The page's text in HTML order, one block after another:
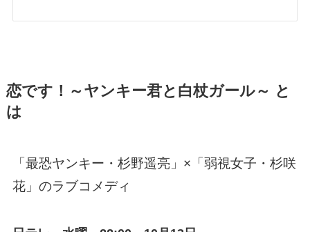
恋です！～ヤンキー君と白杖ガール～ と
は
「最恐ヤンキー・杉野遥亮」×「弱視女子・杉咲
花」のラブコメディ